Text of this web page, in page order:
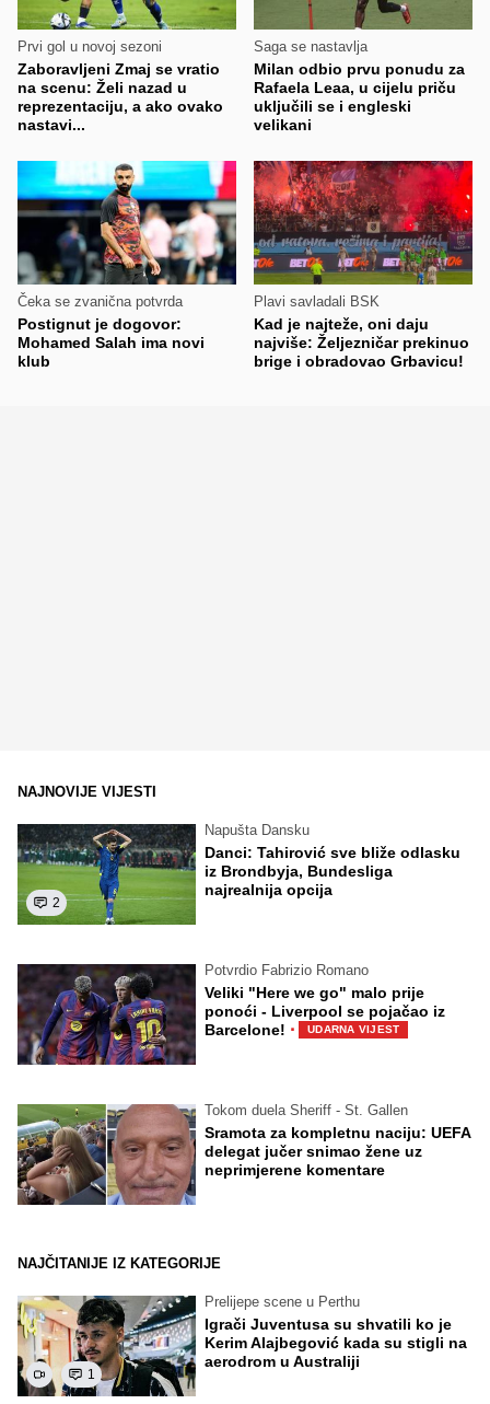
Prvi gol u novoj sezoni
Zaboravljeni Zmaj se vratio
na scenu: Želi nazad u
reprezentaciju, a ako ovako
nastavi...
Saga se nastavlja
Milan odbio prvu ponudu za
Rafaela Leaa, u cijelu priču
uključili se i engleski
velikani
Čeka se zvanična potvrda
Postignut je dogovor:
Mohamed Salah ima novi
klub
Plavi savladali BSK
Kad je najteže, oni daju
najviše: Željezničar prekinuo
brige i obradovao Grbavicu!
NAJNOVIJE VIJESTI
2
Napušta Dansku
Danci: Tahirović sve bliže odlasku
iz Brondbyja, Bundesliga
najrealnija opcija
Potvrdio Fabrizio Romano
Veliki "Here we go" malo prije
ponoći - Liverpool se pojačao iz
Barcelone! · UDARNA VIJEST
Tokom duela Sheriff - St. Gallen
Sramota za kompletnu naciju: UEFA
delegat jučer snimao žene uz
neprimjerene komentare
NAJČITANIJE IZ KATEGORIJE
1
Prelijepe scene u Perthu
Igrači Juventusa su shvatili ko je
Kerim Alajbegović kada su stigli na
aerodrom u Australiji